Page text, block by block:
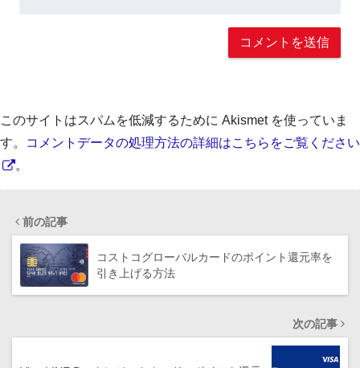
このサイトはスパムを低減するために Akismet を使っていま
す。
コメントデータの処理方法の詳細はこちらをご覧ください
。
前の記事
コストコグローバルカードのポイント還元率を
引き上げる方法
次の記事